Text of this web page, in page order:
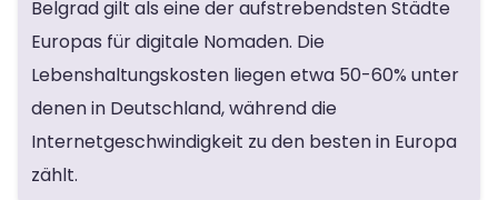
Belgrad gilt als eine der aufstrebendsten Städte
Europas für digitale Nomaden. Die
Lebenshaltungskosten liegen etwa 50-60% unter
denen in Deutschland, während die
Internetgeschwindigkeit zu den besten in Europa
zählt.